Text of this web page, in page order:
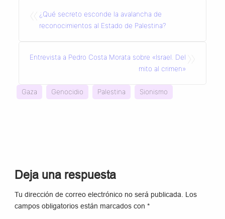
«¿Qué secreto esconde la avalancha de
reconocimientos al Estado de Palestina?
Entrevista a Pedro Costa Morata sobre «Israel. Del
mito al crimen»
Gaza Genocidio Palestina Sionismo
Deja una respuesta
Tu dirección de correo electrónico no será publicada. Los
campos obligatorios están marcados con*